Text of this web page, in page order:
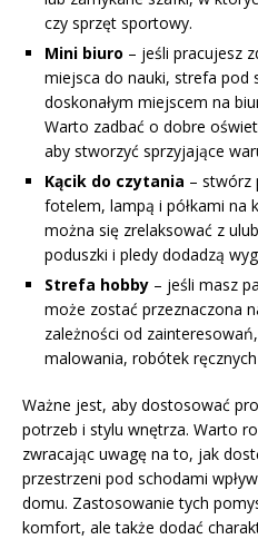
czy sprzęt sportowy.
Mini biuro – jeśli pracujesz
miejsca do nauki, strefa pod
doskonałym miejscem na
Warto zadbać o dobre
aby stworzyć sprzyjające
Kącik do czytania – stwórz
fotelem, lampą i półkami na
można się zrelaksować z
poduszki i pledy dodadzą
Strefa hobby – jeśli masz
może zostać przeznaczona
zależności od
malowania, robótek
Ważne jest, aby dostosować
potrzeb i stylu wnętrza. Warto
zwracając uwagę na to, jak
przestrzeni pod schodami
domu. Zastosowanie tych
komfort, ale także dodać